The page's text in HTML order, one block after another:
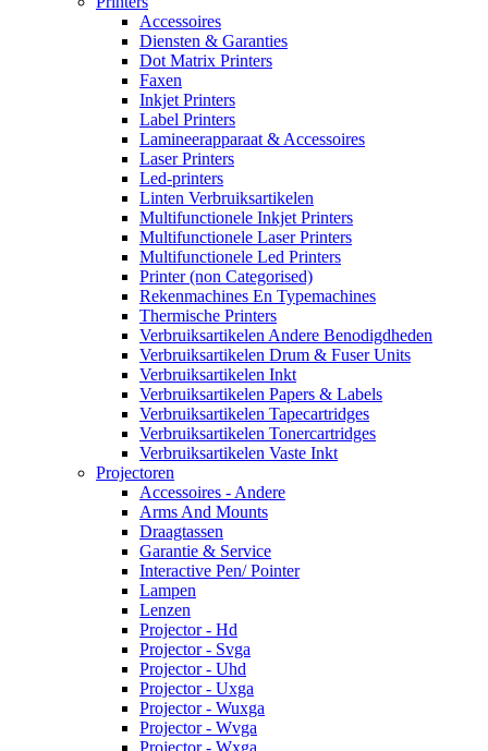
Accessoires
Diensten & Garanties
Dot Matrix Printers
Faxen
Inkjet Printers
Label Printers
Lamineerapparaat & Accessoires
Laser Printers
Led-printers
Linten Verbruiksartikelen
Multifunctionele Inkjet Printers
Multifunctionele Laser Printers
Multifunctionele Led Printers
Printer (non Categorised)
Rekenmachines En Typemachines
Thermische Printers
Verbruiksartikelen Andere Benodigdheden
Verbruiksartikelen Drum & Fuser Units
Verbruiksartikelen Inkt
Verbruiksartikelen Papers & Labels
Verbruiksartikelen Tapecartridges
Verbruiksartikelen Tonercartridges
Verbruiksartikelen Vaste Inkt
Projectoren
Accessoires - Andere
Arms And Mounts
Draagtassen
Garantie & Service
Interactive Pen/ Pointer
Lampen
Lenzen
Projector - Hd
Projector - Svga
Projector - Uhd
Projector - Uxga
Projector - Wuxga
Projector - Wvga
Projector - Wxga